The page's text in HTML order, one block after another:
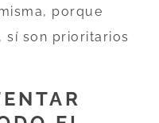
porque
sí son prioritarios